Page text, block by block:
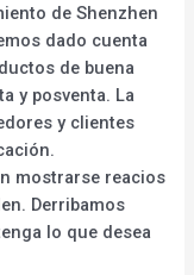
de Shenzhen
dado cuenta
de buena
y posventa. La
y clientes
mostrarse reacios
Derribamos
lo que desea